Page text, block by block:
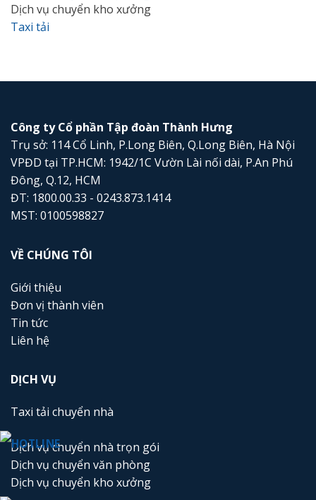
Dịch vụ chuyển kho xưởng
Taxi tải
Công ty Cổ phần Tập đoàn Thành Hưng
Trụ sở: 114 Cổ Linh, P.Long Biên, Q.Long Biên, Hà Nội
VPĐD tại TP.HCM: 1942/1C Vườn Lài nối dài, P.An Phú
Đông, Q.12, HCM
ĐT: 1800.00.33 - 0243.873.1414
MST: 0100598827
VỀ CHÚNG TÔI
Giới thiệu
Đơn vị thành viên
Tin tức
Liên hệ
DỊCH VỤ
Taxi tải chuyển nhà
Dịch vụ chuyển nhà trọn gói
Dịch vụ chuyển văn phòng
Dịch vụ chuyển kho xưởng